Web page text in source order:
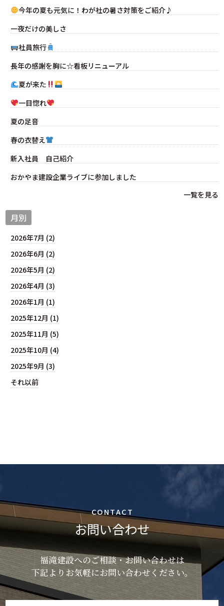
今年の夏も元気に！わが社の暑さ対策をご紹介♪
一夜だけの美しさ
社員旅行
長年の感謝を胸に☆看板リニューアル
夏が来た
一目惚れ
夏の足音
春の衣替え
新入社員 自己紹介
おかやま建設企業ライブに参加しました
一覧を見る
月別
2026年7月 (2)
2026年6月 (2)
2026年5月 (2)
2026年4月 (3)
2026年1月 (1)
2025年12月 (1)
2025年11月 (5)
2025年10月 (4)
2025年9月 (3)
それ以前
CONTACT
お問い合わせ
福滝建設へのご相談・お問い合わせは
下記よりお気軽にお問い合わせください。